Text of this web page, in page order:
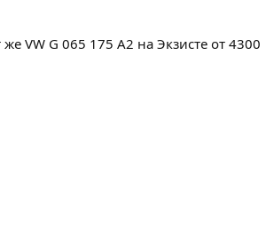
же VW G 065 175 A2 на Экзисте от 4300